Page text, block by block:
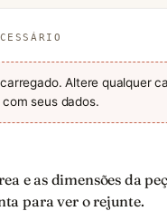
Altere qualquer
seus dados.
e as dimensões da
para ver o rejunte.